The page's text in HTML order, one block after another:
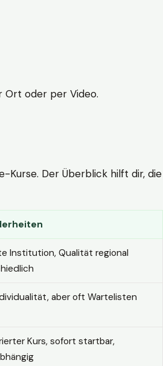
Ort oder per Video.
Kurse. Der Überblick hilft dir, die
Institution, Qualität regional
aber oft Wartelisten
Kurs, sofort startbar,